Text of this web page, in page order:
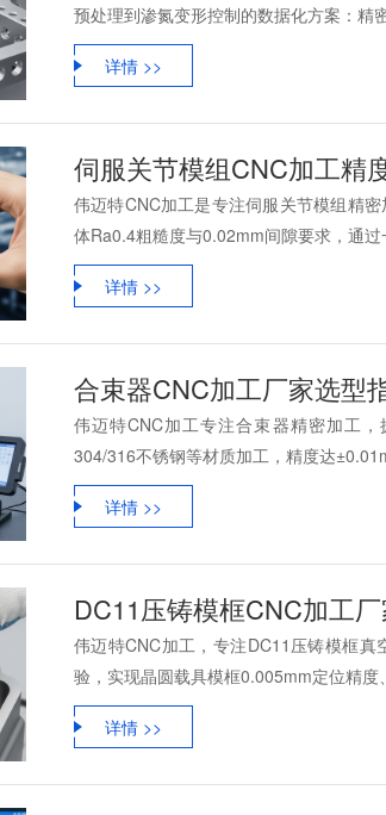
预处理到渗氮变形控制的数据化方案：精
详情 >>
伺服关节模组CNC加工精
伟迈特CNC加工是专注伺服关节模组精
体Ra0.4粗糙度与0.02mm间隙要求，通
详情 >>
合束器CNC加工厂家选型
伟迈特CNC加工专注合束器精密加工
304/316不锈钢等材质加工，精度达
详情 >>
DC11压铸模框CNC加工
伟迈特CNC加工，专注DC11压铸模框
验，实现晶圆载具模框0.005mm定位精
详情 >>